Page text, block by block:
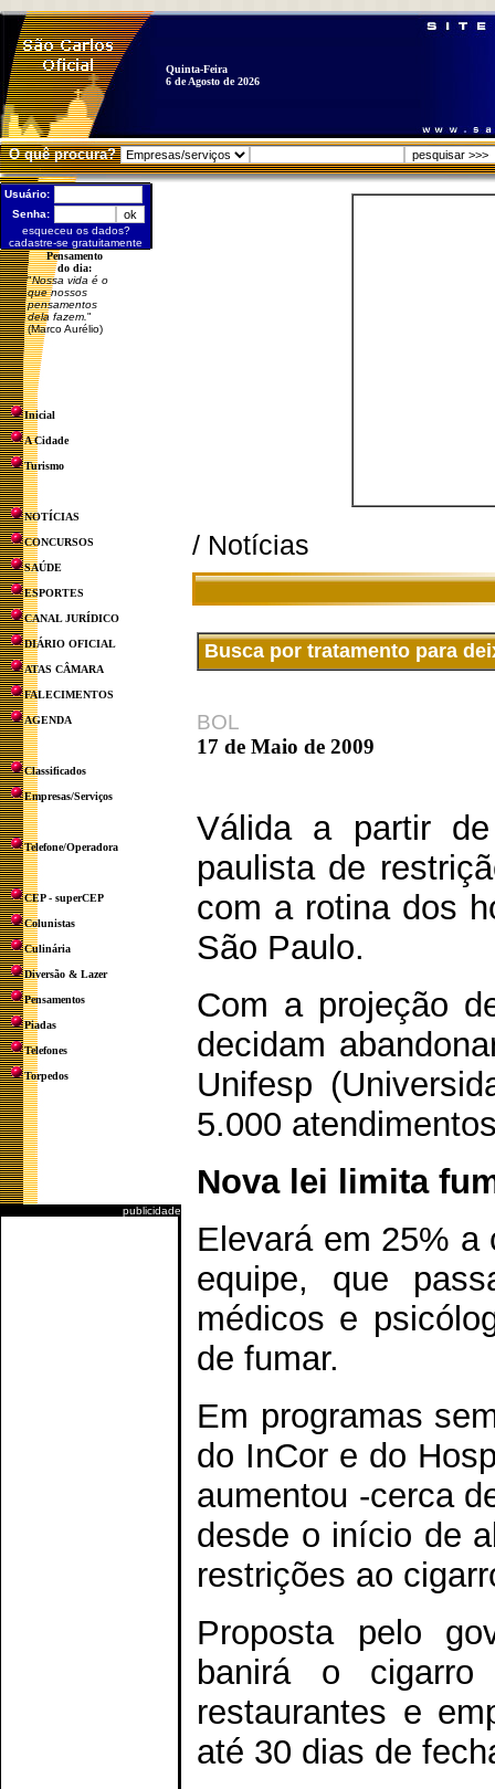
Quinta-Feira
6 de Agosto de 2026
O quê procura?
Usuário:
Senha:
esqueceu os dados?
cadastre-se gratuitamente
Pensamento
do dia:
"Nossa vida é o
que nossos
pensamentos
dela fazem. "
(Marco Aurélio)
Inicial
A Cidade
Turismo
NOTÍCIAS
CONCURSOS
SAÚDE
ESPORTES
CANAL JURÍDICO
DIÁRIO OFICIAL
ATAS CÂMARA
FALECIMENTOS
AGENDA
Classificados
Empresas/Serviços
Telefone/Operadora
CEP - superCEP
Colunistas
Culinária
Diversão & Lazer
Pensamentos
Piadas
Telefones
Torpedos
publicidade
/ Notícias
Busca por tratamento para
BOL
17 de Maio de 2009
Válida a partir
paulista de
com a rotina dos
São Paulo.
Com a projeção
decidam
Unifesp
5.000
Nova lei limita
Elevará em 25% a
equipe, que
médicos e
de fumar.
Em programas
do InCor e do
aumentou -cerca
desde o início de
restrições ao
Proposta pelo
banirá o
restaurantes e
até 30 dias de